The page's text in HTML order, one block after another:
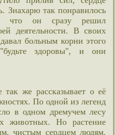
Знахарю так понравилось
что он сразу решил
деятельности. В своих
больным корни этого
здоровы", и они
По одной из легенд
в одном дремучем лесу
животных. Но растение
чистым сердцем людям.